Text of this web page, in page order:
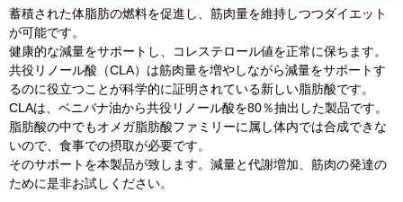
蓄積された体脂肪の燃料を促進し、筋肉量を維持しつつダイエット
が可能です。
健康的な減量をサポートし、コレステロール値を正常に保ちます。
共役リノール酸（CLA）は筋肉量を増やしながら減量をサポートす
るのに役立つことが科学的に証明されている新しい脂肪酸です。
CLAは、ベニバナ油から共役リノール酸を80％抽出した製品です。
脂肪酸の中でもオメガ脂肪酸ファミリーに属し体内では合成できな
いので、食事での摂取が必要です。
そのサポートを本製品が致します。減量と代謝増加、筋肉の発達の
ために是非お試しください。